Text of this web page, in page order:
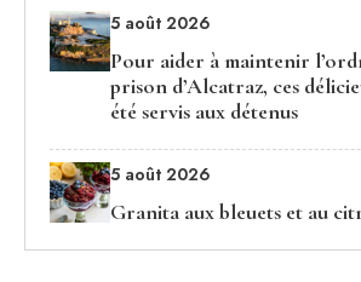
5 août 2026
Pour aider à maintenir
prison d’Alcatraz, ces
été servis aux détenus
5 août 2026
Granita aux bleuets et au